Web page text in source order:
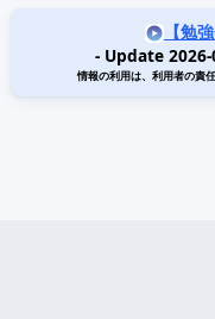
【勉
- Update
情報の利用は、利用者の責